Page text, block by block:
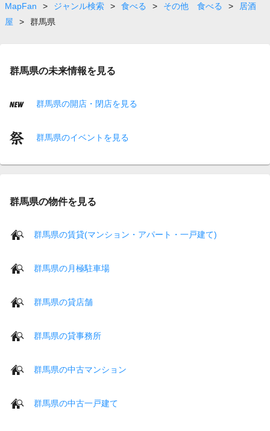
MapFan > ジャンル検索 > 食べる > その他 食べる >
居酒
屋
> 群馬県
群馬県の未来情報を見る
群馬県の開店・閉店を見る
群馬県のイベントを見る
群馬県の物件を見る
群馬県の賃貸(マンション・アパート・一戸建て)
群馬県の月極駐車場
群馬県の貸店舗
群馬県の貸事務所
群馬県の中古マンション
群馬県の中古一戸建て